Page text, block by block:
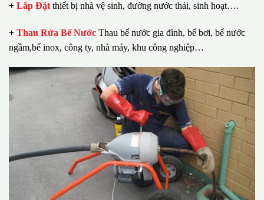
+ Lắp Đặt thiết bị nhà vệ sinh, đường nước thải, sinh hoạt….
+ Thau Rửa Bể Nước Thau bể nước gia đình, bể bơi, bể nước
ngầm,bể inox, công ty, nhà máy, khu công nghiệp…